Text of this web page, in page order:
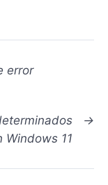
error
→
Windows 11